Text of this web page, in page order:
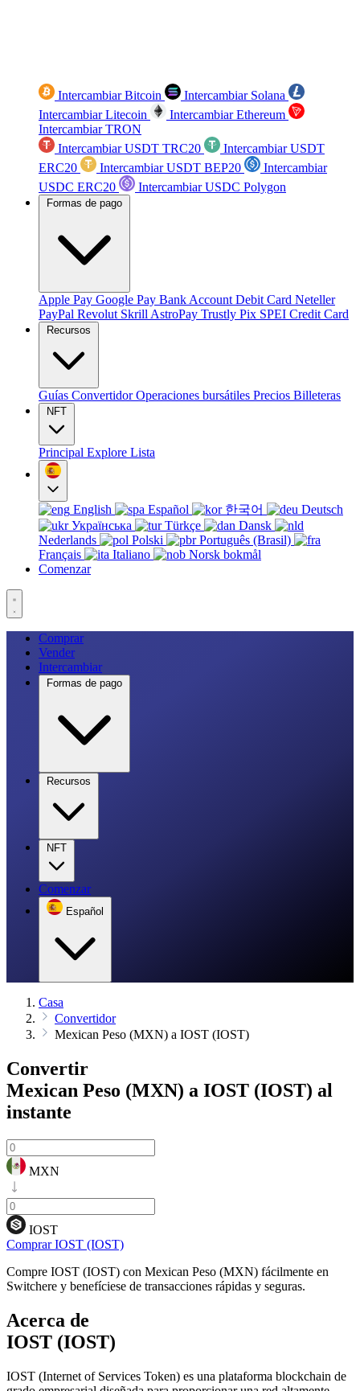
Intercambiar Bitcoin
Intercambiar Solana
Intercambiar Litecoin
Intercambiar Ethereum
Intercambiar TRON
Intercambiar USDT TRC20
Intercambiar USDT
ERC20
Intercambiar USDT BEP20
Intercambiar
USDC ERC20
Intercambiar USDC Polygon
Formas de pago
Apple Pay Google Pay Bank Account Debit Card Neteller
PayPal Revolut Skrill AstroPay Trustly Pix SPEI Credit Card
Recursos
Guías ConvertidorOperaciones bursátiles Precios Billeteras
NFT
Principal Explore Lista
English Español 한국어
Deutsch
Українська
Türkçe
Dansk
Nederlands
Polski
Português (Brasil)
Français
Italiano
Norsk bokmål
Comenzar
Comprar
Vender
Intercambiar
Formas de pago
Recursos
NFT
Comenzar
Español
Casa
Convertidor
Mexican Peso (MXN) a IOST (IOST)
Convertir
Mexican Peso (MXN) a IOST (IOST) al
instante
MXN
IOST
Comprar IOST (IOST)
Compre IOST (IOST) con Mexican Peso (MXN) fácilmente en
Switchere y benefíciese de transacciones rápidas y seguras.
Acerca de
IOST (IOST)
IOST (Internet of Services Token) es una plataforma blockchain de